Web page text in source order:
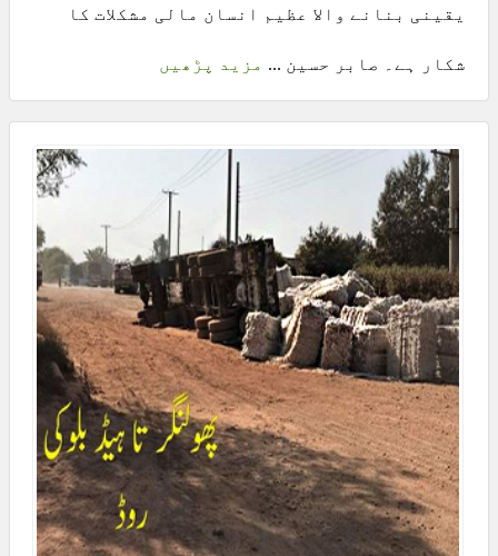
یقینی بنانے والا عظیم انسان مالی مشکلات کا
شکار ہے۔ صابر حسین ... مزید پڑھیں